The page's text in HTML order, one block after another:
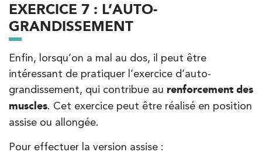
EXERCICE 7 : L’AUTO-
GRANDISSEMENT
Enfin, lorsqu’on a mal au dos, il peut être
intéressant de pratiquer l’exercice d’auto-
grandissement, qui contribue au renforcement des
muscles. Cet exercice peut être réalisé en position
assise ou allongée.
Pour effectuer la version assise :